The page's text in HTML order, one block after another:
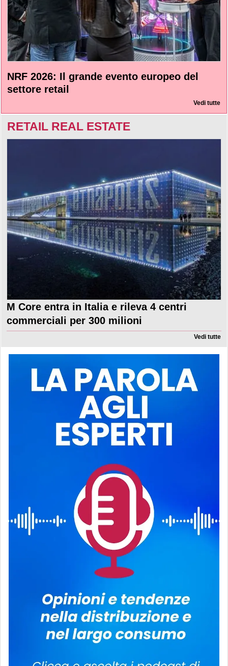
NRF 2026: Il grande evento europeo del
settore retail
Vedi tutte
RETAIL REAL ESTATE
M Core entra in Italia e rileva 4 centri
commerciali per 300 milioni
Vedi tutte